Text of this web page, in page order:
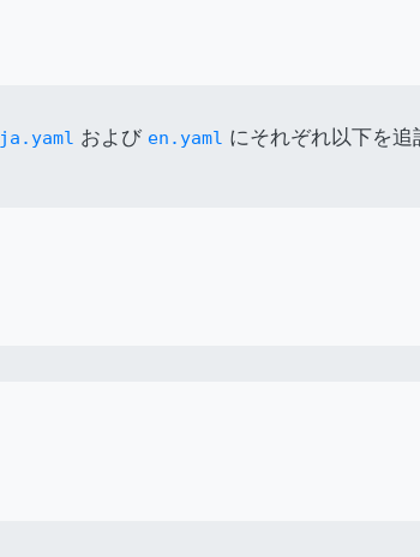
ja.yaml および en.yaml にそれぞれ以下を追